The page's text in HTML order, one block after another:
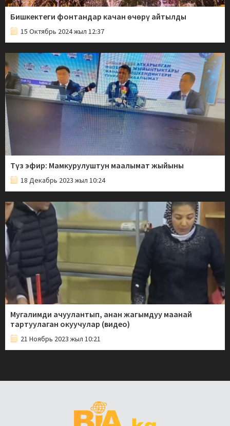
Бишкектеги фонтандар качан өчөрү айтылды
15 Октябрь 2024 жыл 12:37
Түз эфир: Мамкурулуштун маалымат жыйыны
18 Декабрь 2023 жыл 10:24
Мугалимди ачуулантып, анан жагымдуу маанай
тартуулаган окуучулар (видео)
21 Ноябрь 2023 жыл 10:21